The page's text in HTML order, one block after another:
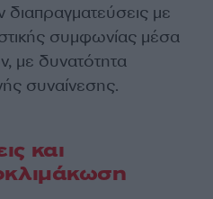
με
συμφωνίας μέσα
με δυνατότητα
συναίνεσης.
και